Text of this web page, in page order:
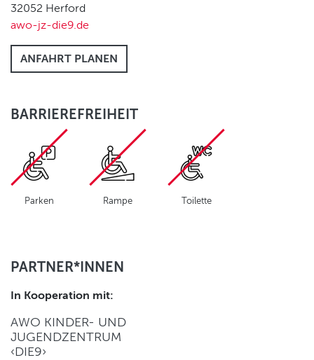
32052 Herford
awo-jz-die9.de
ANFAHRT PLANEN
BARRIEREFREIHEIT
Parken Rampe Toilette
PARTNER*INNEN
In Kooperation mit:
AWO KINDER- UND
JUGENDZENTRUM
‹DIE9›